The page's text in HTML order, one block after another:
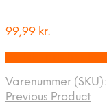
99,99 kr.
Varenummer (SKU):
Previous Product